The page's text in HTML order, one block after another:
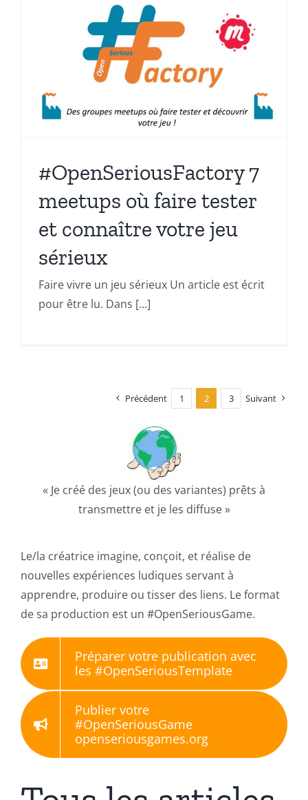
#OpenSeriousFactory 7
meetups où faire tester
et connaître votre jeu
sérieux
Faire vivre un jeu sérieux Un article est écrit
pour être lu. Dans [...]
Précédent 1 2 3 Suivant
« Je créé des jeux (ou des variantes) prêts à
transmettre et je les diffuse »
Le/la créatrice imagine, conçoit, et réalise de
nouvelles expériences ludiques servant à
apprendre, produire ou tisser des liens. Le format
de sa production est un #OpenSeriousGame.
Préparer votre publication avec
les #OpenSeriousTemplate
Publier votre
#OpenSeriousGame
openseriousgames.org